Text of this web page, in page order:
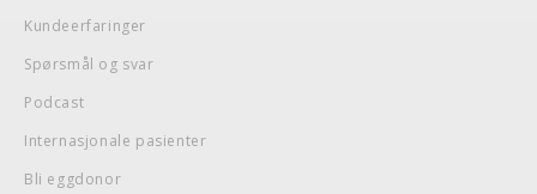
Kundeerfaringer
Spørsmål og svar
Podcast
Internasjonale pasienter
Bli eggdonor